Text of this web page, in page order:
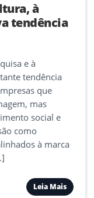
à
tendência
e à
tendência
que
mas
social e
como
à marca
Leia Mais